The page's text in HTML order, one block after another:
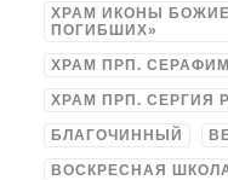
ХРАМ ИКОНЫ
ПОГИБШИХ»
ХРАМ ПРП.
ХРАМ ПРП. СЕРГИЯ
БЛАГОЧИННЫЙ
ВОСКРЕСНАЯ